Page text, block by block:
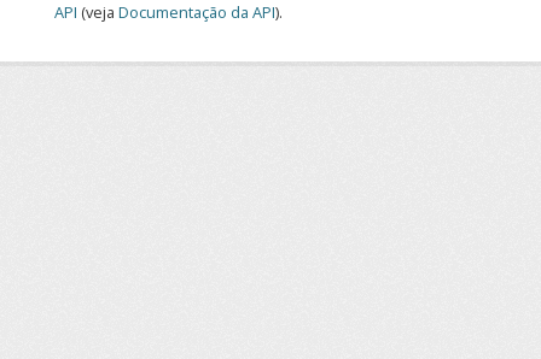
API (veja Documentação da API).